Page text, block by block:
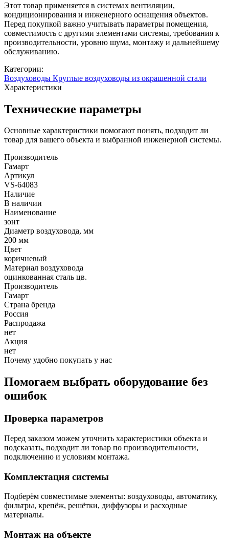
Этот товар применяется в системах вентиляции,
кондиционирования и инженерного оснащения объектов.
Перед покупкой важно учитывать параметры помещения,
совместимость с другими элементами системы, требования к
производительности, уровню шума, монтажу и дальнейшему
обслуживанию.
Категории:
Воздуховоды Круглые воздуховоды из окрашенной стали
Характеристики
Технические параметры
Основные характеристики помогают понять, подходит ли
товар для вашего объекта и выбранной инженерной системы.
Производитель
Гамарт
Артикул
VS-64083
Наличие
В наличии
Наименование
зонт
Диаметр воздуховода, мм
200 мм
Цвет
коричневый
Материал воздуховода
оцинкованная сталь цв.
Производитель
Гамарт
Страна бренда
Россия
Распродажа
нет
Акция
нет
Почему удобно покупать у нас
Помогаем выбрать оборудование без
ошибок
Проверка параметров
Перед заказом можем уточнить характеристики объекта и
подсказать, подходит ли товар по производительности,
подключению и условиям монтажа.
Комплектация системы
Подберём совместимые элементы: воздуховоды, автоматику,
фильтры, крепёж, решётки, диффузоры и расходные
материалы.
Монтаж на объекте